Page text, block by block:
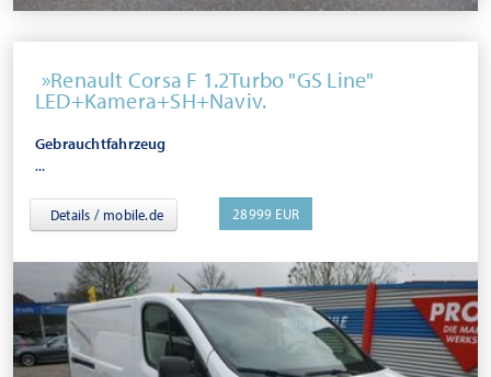
Renault Corsa F 1.2Turbo "GS Line"
LED+Kamera+SH+Naviv.
Gebrauchtfahrzeug
...
Details / mobile.de 28999 EUR